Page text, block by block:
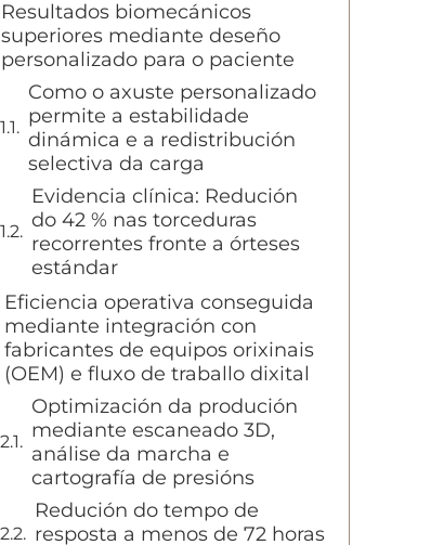
Resultados biomecánicos
superiores mediante deseño
personalizado para o paciente
Como o axuste personalizado
permite a estabilidade
dinámica e a redistribución
selectiva da carga
Evidencia clínica: Redución
do 42 % nas torceduras
recorrentes fronte a órteses
estándar
Eficiencia operativa conseguida
mediante integración con
fabricantes de equipos orixinais
(OEM) e fluxo de traballo dixital
Optimización da produción
mediante escaneado 3D,
análise da marcha e
cartografía de presións
Redución do tempo de
resposta a menos de 72 horas